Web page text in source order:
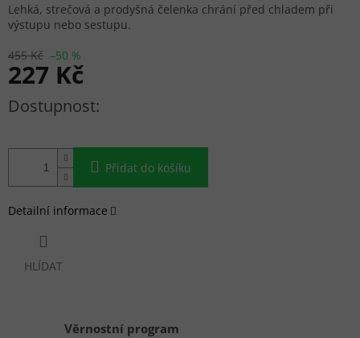
455 Kč –50 %
227 Kč
Měrná cena:
Přidat do košíku
Lehká, strečová a prodyšná čelenka chrání před chladem při
výstupu nebo sestupu.
Detailní informace
HLÍDAT
Věrnostní program